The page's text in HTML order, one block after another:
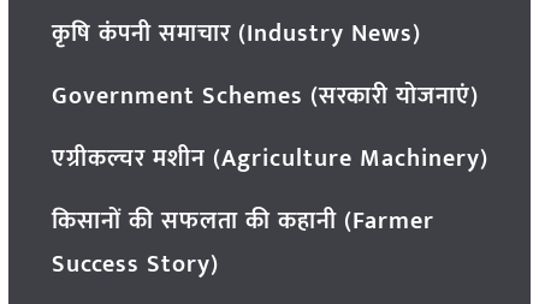
कृषि कंपनी समाचार (Industry News)
Government Schemes (सरकारी योजनाएं)
एग्रीकल्चर मशीन (Agriculture Machinery)
किसानों की सफलता की कहानी (Farmer
Success Story)